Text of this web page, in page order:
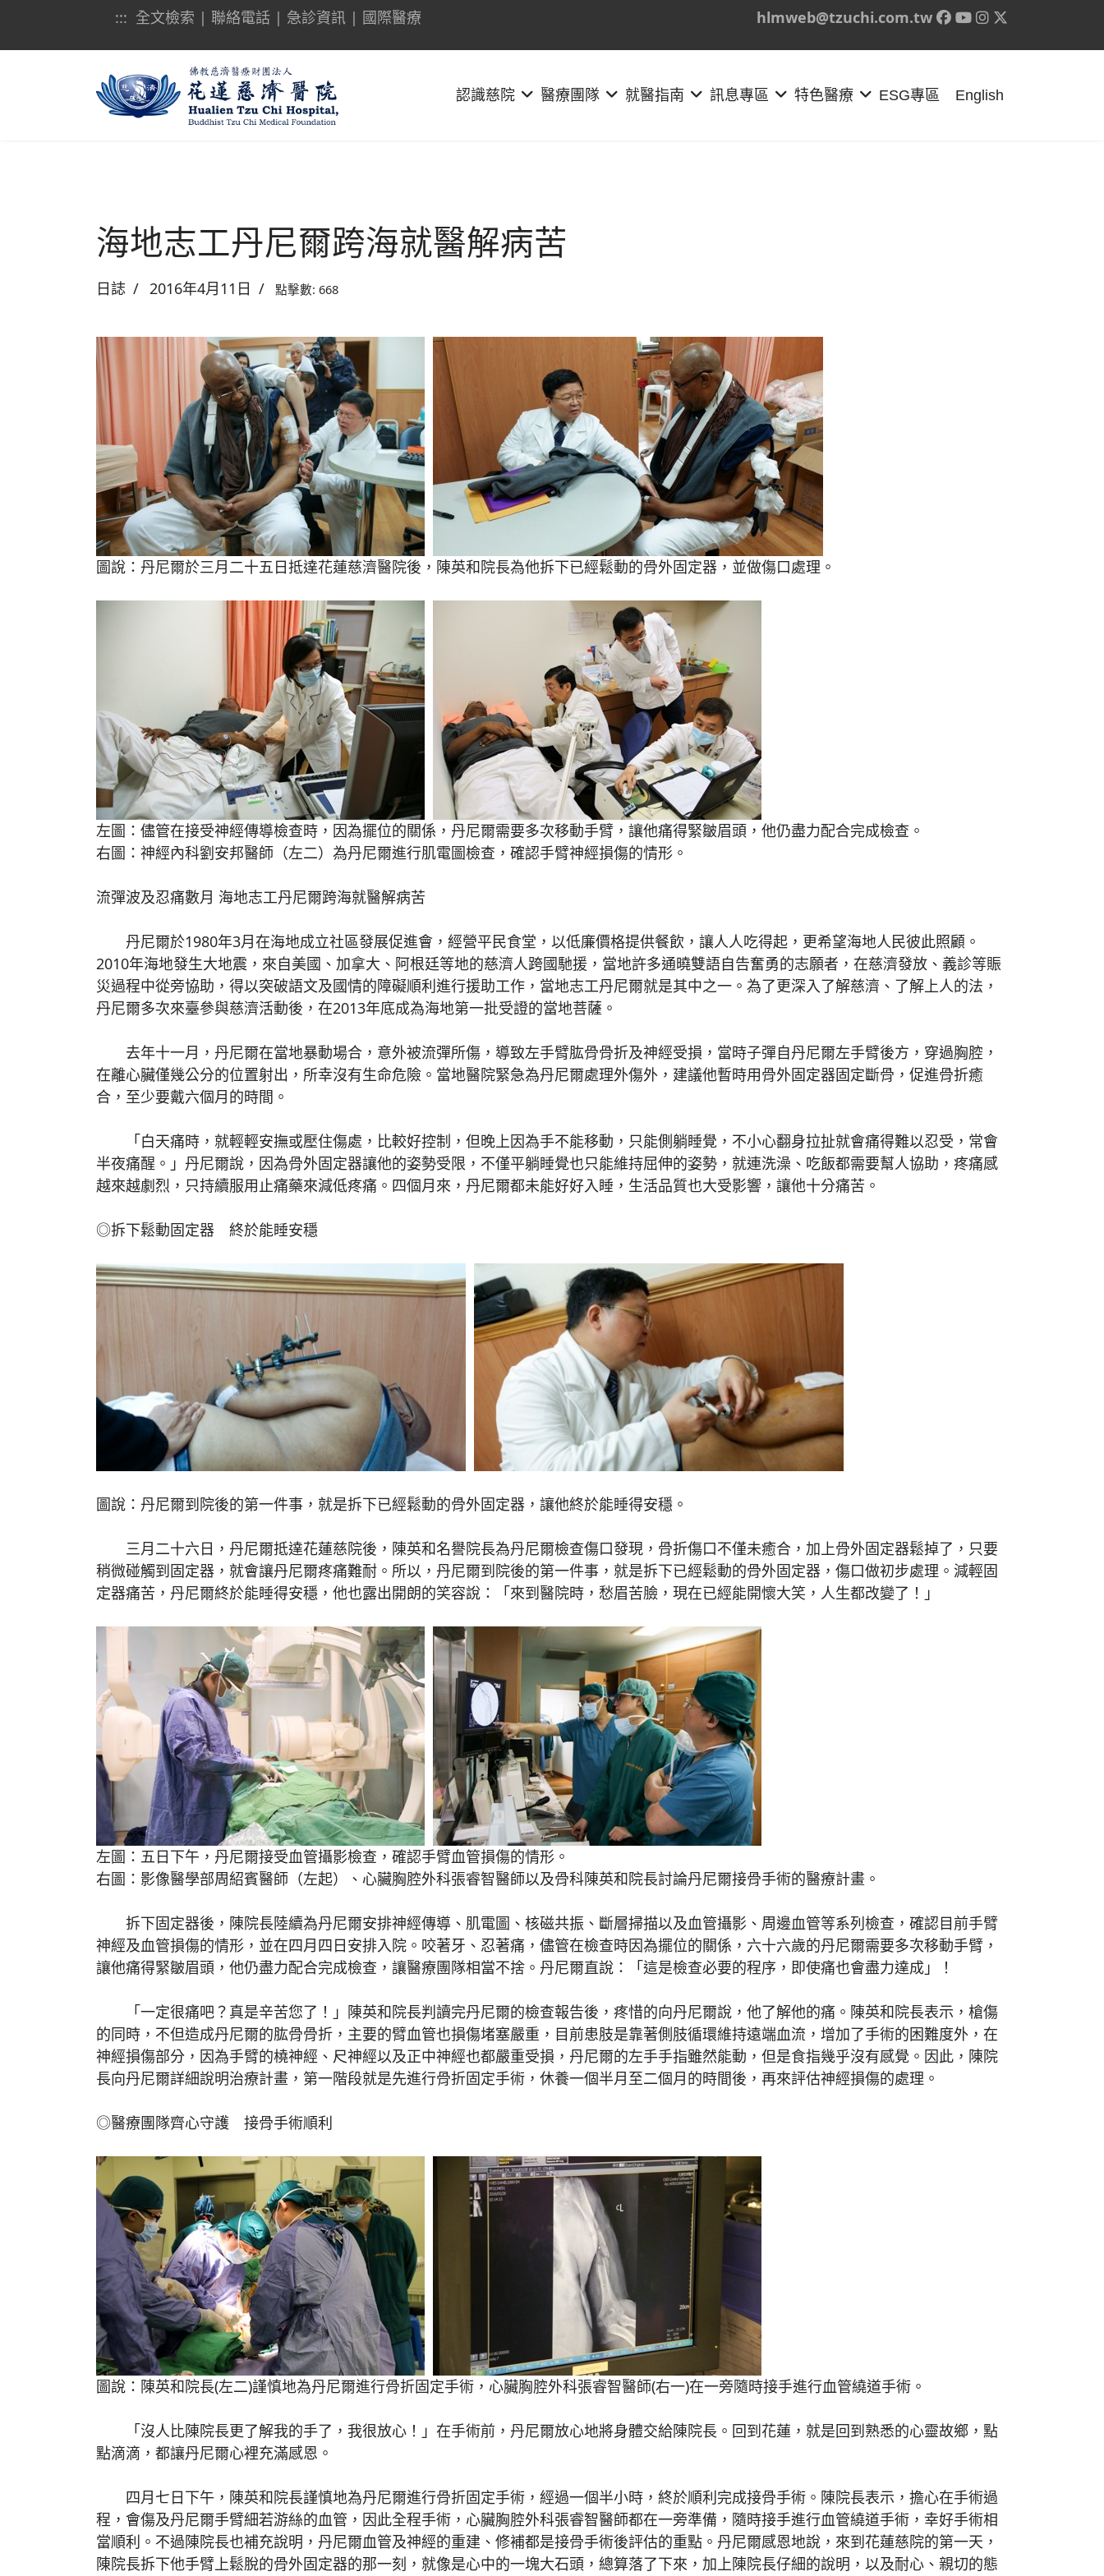
::: 全文檢索 | 聯絡電話| 急診資訊| 國際醫療 hlmweb@tzuchi.com.tw
認識慈院 醫療團隊 就醫指南 訊息專區 特色醫療 ESG專區 English
海地志工丹尼爾跨海就醫解病苦
日誌 2016年4月11日 點擊數: 668
圖說：丹尼爾於三月二十五日抵達花蓮慈濟醫院後，陳英和院長為他拆下已經鬆動的骨外固定器，並做傷口處理。
左圖：儘管在接受神經傳導檢查時，因為擺位的關係，丹尼爾需要多次移動手臂，讓他痛得緊皺眉頭，他仍盡力配合完成檢查。
右圖：神經內科劉安邦醫師（左二）為丹尼爾進行肌電圖檢查，確認手臂神經損傷的情形。
流彈波及忍痛數月 海地志工丹尼爾跨海就醫解病苦
丹尼爾於1980年3月在海地成立社區發展促進會，經營平民食堂，以低廉價格提供餐飲，讓人人吃得起，更希望海地人民彼此照顧。
2010年海地發生大地震，來自美國、加拿大、阿根廷等地的慈濟人跨國馳援，當地許多通曉雙語自告奮勇的志願者，在慈濟發放、義診等賑
災過程中從旁協助，得以突破語文及國情的障礙順利進行援助工作，當地志工丹尼爾就是其中之一。為了更深入了解慈濟、了解上人的法，
丹尼爾多次來臺參與慈濟活動後，在2013年底成為海地第一批受證的當地菩薩。
去年十一月，丹尼爾在當地暴動場合，意外被流彈所傷，導致左手臂肱骨骨折及神經受損，當時子彈自丹尼爾左手臂後方，穿過胸腔，
在離心臟僅幾公分的位置射出，所幸沒有生命危險。當地醫院緊急為丹尼爾處理外傷外，建議他暫時用骨外固定器固定斷骨，促進骨折癒
合，至少要戴六個月的時間。
「白天痛時，就輕輕安撫或壓住傷處，比較好控制，但晚上因為手不能移動，只能側躺睡覺，不小心翻身拉扯就會痛得難以忍受，常會
半夜痛醒。」丹尼爾說，因為骨外固定器讓他的姿勢受限，不僅平躺睡覺也只能維持屈伸的姿勢，就連洗澡、吃飯都需要幫人協助，疼痛感
越來越劇烈，只持續服用止痛藥來減低疼痛。四個月來，丹尼爾都未能好好入睡，生活品質也大受影響，讓他十分痛苦。
◎拆下鬆動固定器 終於能睡安穩
圖說：丹尼爾到院後的第一件事，就是拆下已經鬆動的骨外固定器，讓他終於能睡得安穩。
三月二十六日，丹尼爾抵達花蓮慈院後，陳英和名譽院長為丹尼爾檢查傷口發現，骨折傷口不僅未癒合，加上骨外固定器鬆掉了，只要
稍微碰觸到固定器，就會讓丹尼爾疼痛難耐。所以，丹尼爾到院後的第一件事，就是拆下已經鬆動的骨外固定器，傷口做初步處理。減輕固
定器痛苦，丹尼爾終於能睡得安穩，他也露出開朗的笑容說：「來到醫院時，愁眉苦臉，現在已經能開懷大笑，人生都改變了！」
左圖：五日下午，丹尼爾接受血管攝影檢查，確認手臂血管損傷的情形。
右圖：影像醫學部周紹賓醫師（左起）、心臟胸腔外科張睿智醫師以及骨科陳英和院長討論丹尼爾接骨手術的醫療計畫。
拆下固定器後，陳院長陸續為丹尼爾安排神經傳導、肌電圖、核磁共振、斷層掃描以及血管攝影、周邊血管等系列檢查，確認目前手臂
神經及血管損傷的情形，並在四月四日安排入院。咬著牙、忍著痛，儘管在檢查時因為擺位的關係，六十六歲的丹尼爾需要多次移動手臂，
讓他痛得緊皺眉頭，他仍盡力配合完成檢查，讓醫療團隊相當不捨。丹尼爾直說：「這是檢查必要的程序，即使痛也會盡力達成」！
「一定很痛吧？真是辛苦您了！」陳英和院長判讀完丹尼爾的檢查報告後，疼惜的向丹尼爾說，他了解他的痛。陳英和院長表示，槍傷
的同時，不但造成丹尼爾的肱骨骨折，主要的臂血管也損傷堵塞嚴重，目前患肢是靠著側肢循環維持遠端血流，增加了手術的困難度外，在
神經損傷部分，因為手臂的橈神經、尺神經以及正中神經也都嚴重受損，丹尼爾的左手手指雖然能動，但是食指幾乎沒有感覺。因此，陳院
長向丹尼爾詳細說明治療計畫，第一階段就是先進行骨折固定手術，休養一個半月至二個月的時間後，再來評估神經損傷的處理。
◎醫療團隊齊心守護 接骨手術順利
圖說：陳英和院長(左二)謹慎地為丹尼爾進行骨折固定手術，心臟胸腔外科張睿智醫師(右一)在一旁隨時接手進行血管繞道手術。
「沒人比陳院長更了解我的手了，我很放心！」在手術前，丹尼爾放心地將身體交給陳院長。回到花蓮，就是回到熟悉的心靈故鄉，點
點滴滴，都讓丹尼爾心裡充滿感恩。
四月七日下午，陳英和院長謹慎地為丹尼爾進行骨折固定手術，經過一個半小時，終於順利完成接骨手術。陳院長表示，擔心在手術過
程，會傷及丹尼爾手臂細若游絲的血管，因此全程手術，心臟胸腔外科張睿智醫師都在一旁準備，隨時接手進行血管繞道手術，幸好手術相
當順利。不過陳院長也補充說明，丹尼爾血管及神經的重建、修補都是接骨手術後評估的重點。丹尼爾感恩地說，來到花蓮慈院的第一天，
陳院長拆下他手臂上鬆脫的骨外固定器的那一刻，就像是心中的一塊大石頭，總算落了下來，加上陳院長仔細的說明，以及耐心、親切的態